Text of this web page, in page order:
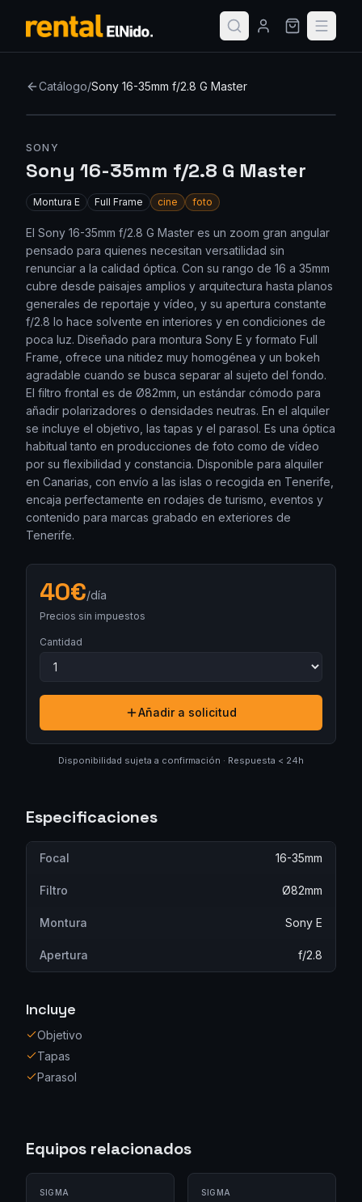
Catálogo/Sony 16-35mm f/2.8 G Master
SONY
Sony 16-35mm f/2.8 G Master
Montura E Full Frame cine foto
El Sony 16-35mm f/2.8 G Master es un zoom gran angular
pensado para quienes necesitan versatilidad sin
renunciar a la calidad óptica. Con su rango de 16 a 35mm
cubre desde paisajes amplios y arquitectura hasta planos
generales de reportaje y vídeo, y su apertura constante
f/2.8 lo hace solvente en interiores y en condiciones de
poca luz. Diseñado para montura Sony E y formato Full
Frame, ofrece una nitidez muy homogénea y un bokeh
agradable cuando se busca separar al sujeto del fondo.
El filtro frontal es de Ø82mm, un estándar cómodo para
añadir polarizadores o densidades neutras. En el alquiler
se incluye el objetivo, las tapas y el parasol. Es una óptica
habitual tanto en producciones de foto como de vídeo
por su flexibilidad y constancia. Disponible para alquiler
en Canarias, con envío a las islas o recogida en Tenerife,
encaja perfectamente en rodajes de turismo, eventos y
contenido para marcas grabado en exteriores de
Tenerife.
40€/día
Precios sin impuestos
Cantidad
Añadir a solicitud
Disponibilidad sujeta a confirmación · Respuesta < 24h
Especificaciones
Focal 16-35mm
Filtro Ø82mm
Montura Sony E
Apertura f/2.8
Incluye
Objetivo
Tapas
Parasol
Equipos relacionados
SIGMA SIGMA